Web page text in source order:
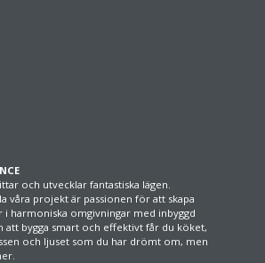
och utvecklar fantastiska lägen.
våra projekt är passionen för att skapa
harmoniska omgivningar med inbyggd
att bygga smart och effektivt får du köket,
och ljuset som du har drömt om, men